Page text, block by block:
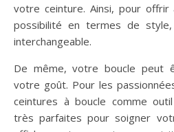
votre ceinture. Ainsi, pour
possibilité en termes de
interchangeable.
De même, votre boucle peut
votre goût. Pour les
ceintures à boucle comme
très parfaites pour soigner